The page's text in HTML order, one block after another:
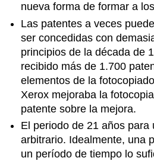
nueva forma de formar a
Las patentes a veces
ser concedidas con
principios de la década de
recibido más de 1.700
elementos de la
Xerox mejoraba la
patente sobre la mejora.
El periodo de 21 años para
arbitrario. Idealmente, una
un período de tiempo lo